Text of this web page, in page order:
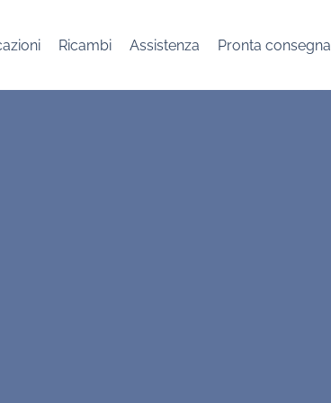
Ricambi Assistenza Pronta consegna